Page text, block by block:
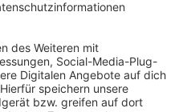
etwas sagen?